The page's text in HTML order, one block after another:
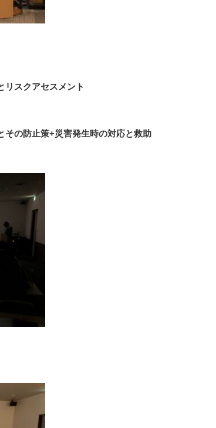
スクアセスメント
の防止策+災害発生時の対応と救助